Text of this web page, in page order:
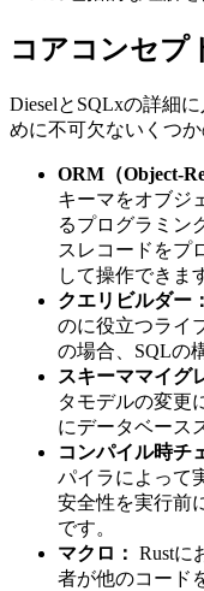
コアコンセプ
DieselとSQLxの詳細
めに不可欠ないくつ
ORM（Object-
キーマをオブジ
るプログラミン
スレコードをプ
して操作できま
クエリビルダー：
のに役立つライ
の場合、SQLの
スキーママイグ
タモデルの変更
にデータベース
コンパイル時チ
パイラによって
安全性を実行前
です。
マクロ： Rustに
者が他のコード